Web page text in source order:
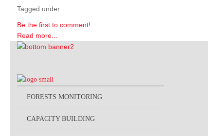
Tagged under
Be the first to comment!
Read more...
FORESTS MONITORING
CAPACITY BUILDING